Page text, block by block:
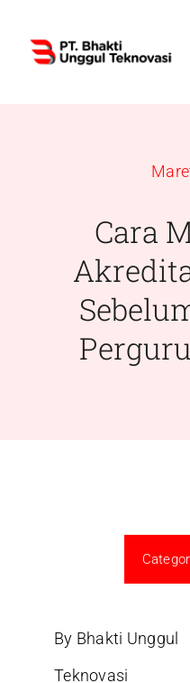
content
Cara
By Bhakti Unggul
Teknovasi